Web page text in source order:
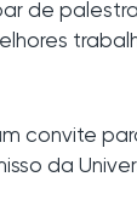
de
convite
da